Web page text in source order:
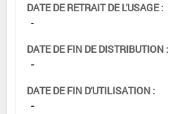
DATE DE RETRAIT DE L'USAGE :
-
DATE DE FIN DE DISTRIBUTION :
-
DATE DE FIN D'UTILISATION :
-